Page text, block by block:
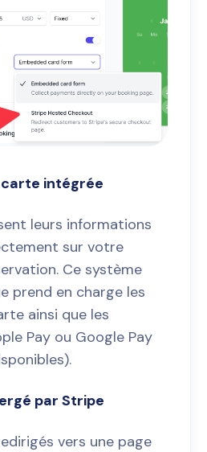
carte intégrée
leurs informations
sur votre
Ce système
prend en charge les
ainsi que les
Pay ou Google Pay
par Stripe
vers une page